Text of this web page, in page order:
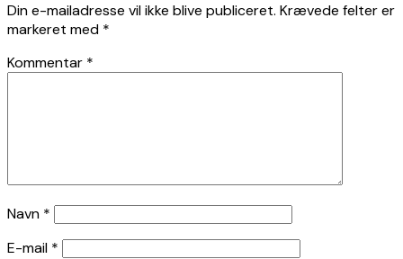
Din e-mailadresse vil ikke blive publiceret. Krævede felter er
markeret med *
Kommentar *
Navn *
E-mail *